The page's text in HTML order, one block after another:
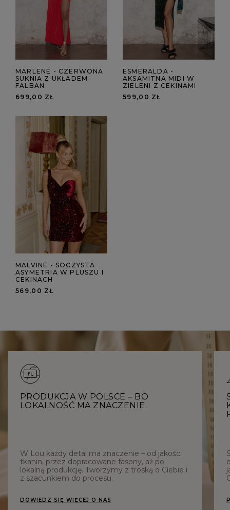
MARLENE - CZERWONA
SUKNIA Z UKŁADEM
FALBAN
699,00 ZŁ
ESMERALDA -
AKSAMITNA MIDI W
ZIELENI Z CEKINAMI
599,00 ZŁ
MALVINE - SOCZYSTA
ASYMETRIA W PLUSZU I
CEKINACH
569,00 ZŁ
PRODUKCJA W POLSCE – BO
LOKALNOŚĆ MA ZNACZENIE.
W Lou każdy detal ma znaczenie – od jakości
tkanin, przez dopracowane fasony, aż po
lokalną produkcję. Tworzymy z troską o Ciebie i
z szacunkiem do procesu.
DOWIEDZ SIĘ WIĘCEJ O NAS